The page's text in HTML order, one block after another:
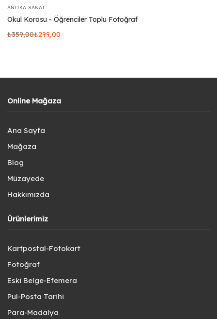
ANTIKA-SANAT
Okul Korosu - Öğrenciler Toplu Fotoğraf
₺359,00₺299,00
Online Mağaza
Ana Sayfa
Mağaza
Blog
Müzayede
Hakkımızda
Ürünlerimiz
Kartpostal-Fotokart
Fotoğraf
Eski Belge-Efemera
Pul-Posta Tarihi
Para-Madalya